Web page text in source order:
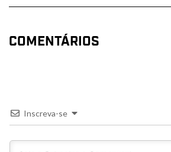
COMENTÁRIOS
Inscreva-se